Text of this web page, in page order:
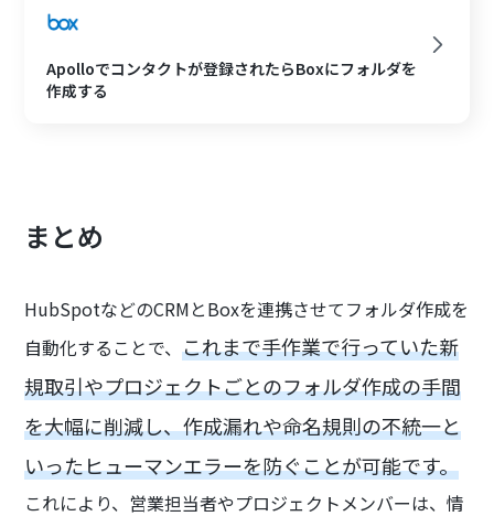
Apolloでコンタクトが登録されたらBoxにフォルダを
作成する
まとめ
HubSpotなどのCRMとBoxを連携させてフォルダ作成を
自動化することで、これまで手作業で行っていた新
規取引やプロジェクトごとのフォルダ作成の手間
を大幅に削減し、作成漏れや命名規則の不統一と
いったヒューマンエラーを防ぐことが可能です。
これにより、営業担当者やプロジェクトメンバーは、情